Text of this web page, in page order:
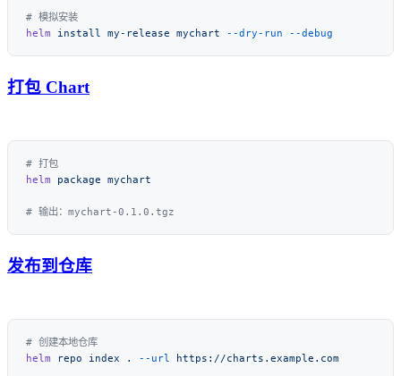
helm install my-release mychart --dry-run
打包 Chart
helm package
发布到仓库
helm repo index . --url